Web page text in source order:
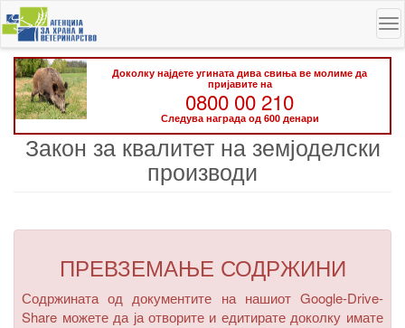
Skip
to
main
content
Доколку најдете угината дива свиња ве молиме да
пријавите на
0800 00 210
Следува награда од 600 денари
Закон за квалитет на земјоделски
производи
ПРЕВЗЕМАЊЕ СОДРЖИНИ
Содржината од документите на нашиот Google-Drive-
Share можете да ја отворите и едитирате доколку имате